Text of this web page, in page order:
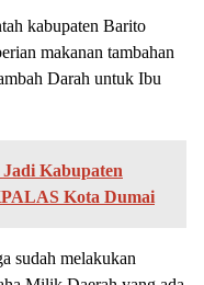
kabupaten Barito
makanan tambahan
Darah untuk Ibu
Kabupaten
Kota Dumai
sudah melakukan